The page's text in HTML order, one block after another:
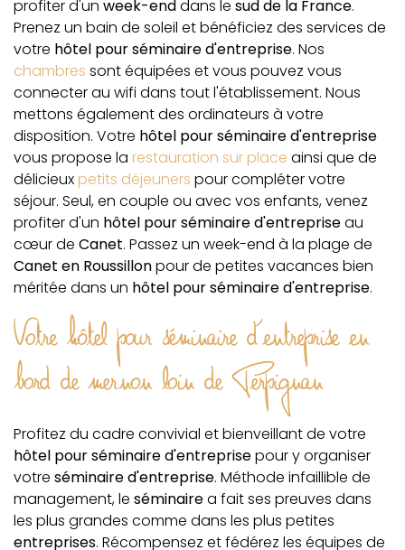
profiter d'un week-enddans le sud de la France.
Prenez un bain de soleil et bénéficiez des services de
votre hôtel pour séminaire d'entreprise. Nos
chambres sont équipées et vous pouvez vous
connecter au wifi dans tout l'établissement. Nous
mettons également des ordinateurs à votre
disposition. Votre hôtel pour séminaire d'entreprise
vous propose la restauration sur place ainsi que de
délicieux petits déjeuners pour compléter votre
séjour. Seul, en couple ou avec vos enfants, venez
profiter d'un hôtel pour séminaire d'entrepriseau
cœur de Canet. Passez un week-end à la plage de
Canet en Roussillonpour de petites vacances bien
méritée dans un hôtel pour séminaire d'entreprise.
Votre hôtel pour séminaire d'entreprise en
bord de mer non loin de Perpignan
Profitez du cadre convivial et bienveillant de votre
hôtel pour séminaire d'entreprisepour y organiser
votre séminaire d'entreprise. Méthode infaillible de
management, le séminairea fait ses preuves dans
les plus grandes comme dans les plus petites
entreprises. Récompensez et fédérez les équipes de